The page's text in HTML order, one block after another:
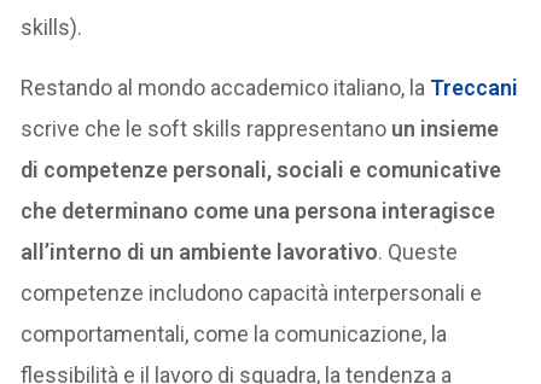
skills).
Restando al mondo accademico italiano, la Treccani
scrive che le soft skills rappresentano un insieme
di competenze personali, sociali e comunicative
che determinano come una persona interagisce
all’interno di un ambiente lavorativo. Queste
competenze includono capacità interpersonali e
comportamentali, come la comunicazione, la
flessibilità e il lavoro di squadra, la tendenza a